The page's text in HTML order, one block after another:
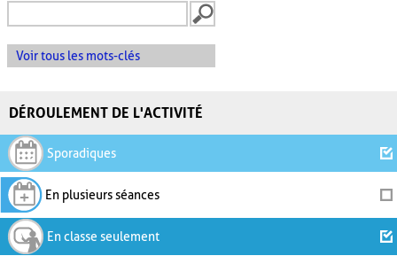
Voir tous les mots-clés
DÉROULEMENT DE L'ACTIVITÉ
Sporadiques
En plusieurs séances
En classe seulement